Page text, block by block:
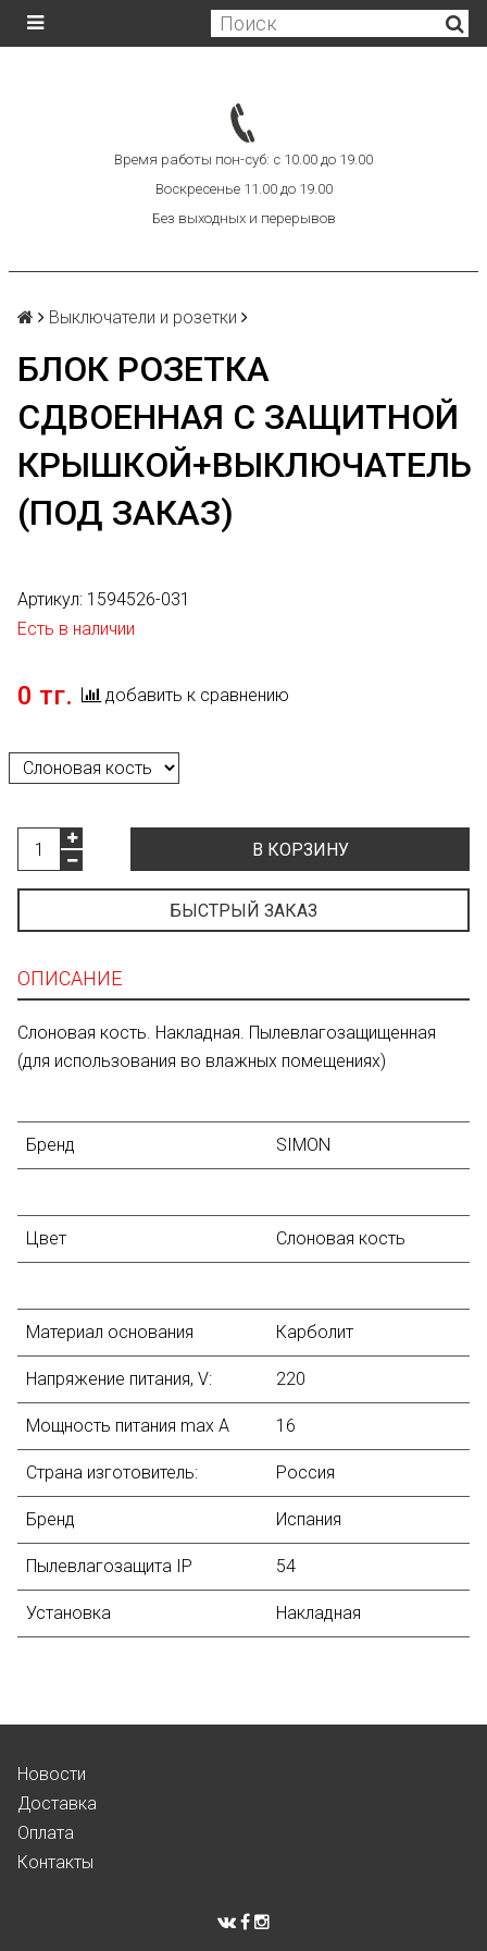
Время работы пон-суб: с 10.00 до 19.00
Воскресенье 11.00 до 19.00
Без выходных и перерывов
Выключатели и розетки
БЛОК РОЗЕТКА
СДВОЕННАЯ С ЗАЩИТНОЙ
КРЫШКОЙ+ВЫКЛЮЧАТЕЛЬ
(ПОД ЗАКАЗ)
Артикул: 1594526-031
Есть в наличии
0 тг. добавить к сравнению
В КОРЗИНУ
БЫСТРЫЙ ЗАКАЗ
ОПИСАНИЕ
Слоновая кость. Накладная. Пылевлагозащищенная
(для использования во влажных помещениях)
Бренд SIMON
Цвет Слоновая кость
Материал основания Карболит
Напряжение питания, V: 220
Мощность питания max А 16
Страна изготовитель: Россия
Бренд Испания
Пылевлагозащита IP 54
Установка Накладная
Новости
Доставка
Оплата
Контакты